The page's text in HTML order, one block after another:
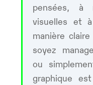
pensées, à
visuelles et
manière
soyez
ou
graphique